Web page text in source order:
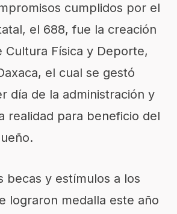
cumplidos por el
el 688, fue la creación
Cultura Física y Deporte,
el cual se gestó
día de la administración y
realidad para beneficio del
becas y estímulos a los
lograron medalla este año